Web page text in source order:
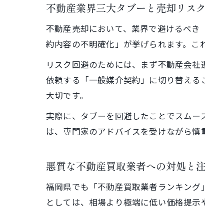
不動産業界三大タブーと売却リス
不動産売却において、業界で避けるべ
約内容の不明確化」が挙げられます。こ
リスク回避のためには、まず不動産会
依頼する「一般媒介契約」に切り替え
大切です。
実際に、タブーを回避したことでスム
は、専門家のアドバイスを受けながら慎
悪質な不動産買取業者への対処と
福岡県でも「不動産買取業者ランキン
としては、相場より極端に低い価格提示